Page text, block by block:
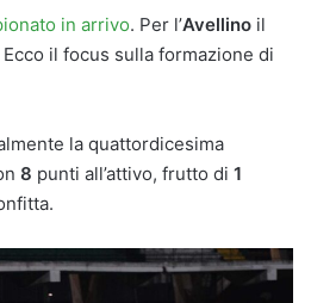
in arrivo. Per l’Avellino il
Ecco il focus sulla formazione di
la quattordicesima
8 punti all’attivo, frutto di 1